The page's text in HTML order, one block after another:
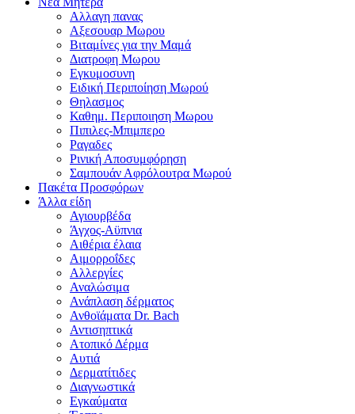
Αλλαγη πανας
Αξεσουαρ Μωρου
Βιταμίνες για την Μαμά
Διατροφη Μωρου
Εγκυμοσυνη
Ειδική Περιποίηση Μωρού
Θηλασμος
Καθημ. Περιποιηση Μωρου
Πιπιλες-Μπιμπερο
Ραγαδες
Ρινική Αποσυμφόρηση
Σαμπουάν Αφρόλουτρα Μωρού
Πακέτα Προσφόρων
Άλλα είδη
Αγιουρβέδα
Άγχος-Αϋπνια
Αιθέρια έλαια
Αιμορροΐδες
Αλλεργίες
Αναλώσιμα
Ανάπλαση δέρματος
Ανθοϊάματα Dr. Bach
Αντισηπτικά
Ατοπικό Δέρμα
Αυτιά
Δερματίτιδες
Διαγνωστικά
Εγκαύματα